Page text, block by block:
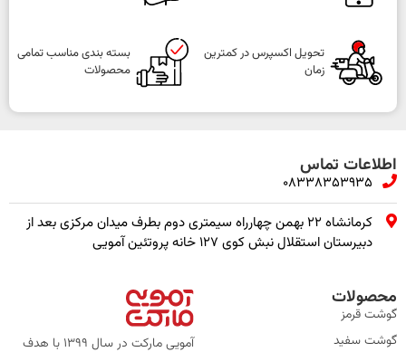
تحویل اکسپرس در کمترین
زمان
بسته بندی مناسب تمامی
محصولات
اطلاعات تماس
08338353935
کرمانشاه ۲۲ بهمن چهارراه سیمتری دوم بطرف میدان مرکزی بعد از
دبیرستان استقلال نبش کوی ۱۲۷ خانه پروتئین آمویی
محصولات
گوشت قرمز
گوشت سفید
آمویی مارکت در سال 1399 با هدف